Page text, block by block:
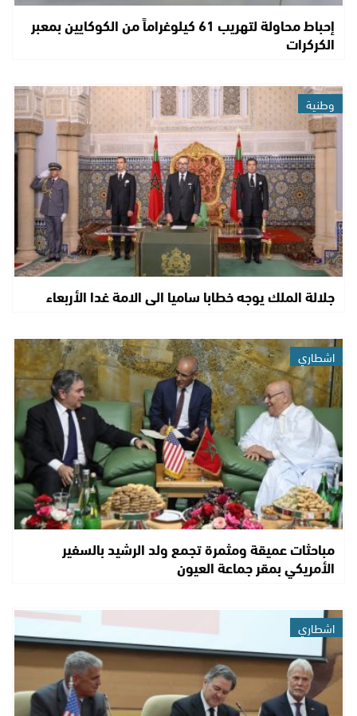
إحباط محاولة لتهريب 61 كيلوغراماً من الكوكايين بمعبر
الكركرات
وطنية
جلالة الملك يوجه خطابا ساميا الى الامة غدا الأربعاء
اشطاري
مباحثات عميقة ومثمرة تجمع ولد الرشيد بالسفير
الأمريكي بمقر جماعة العيون
اشطاري